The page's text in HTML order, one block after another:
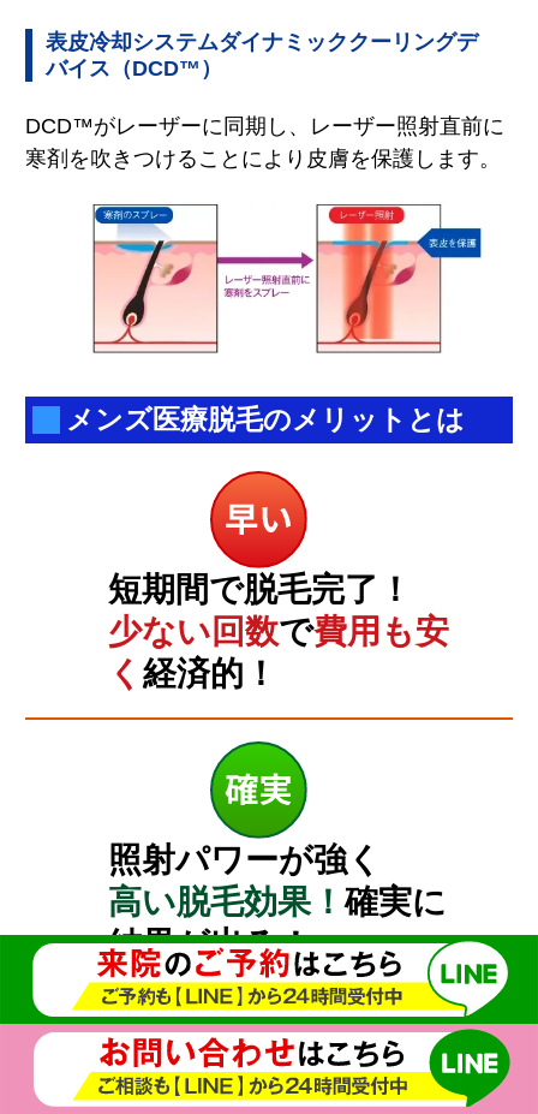
表皮冷却システムダイナミッククーリングデ
バイス（DCD™）
DCD™がレーザーに同期し、レーザー照射直前に
寒剤を吹きつけることにより皮膚を保護します。
メンズ医療脱毛のメリットとは
短期間で脱毛完了！
少ない回数で費用も安
く 経済的！
照射パワーが強く
高い脱毛効果！確実に
結果が出る！